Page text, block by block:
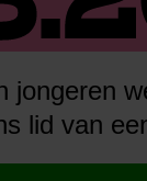
jongeren
lid van